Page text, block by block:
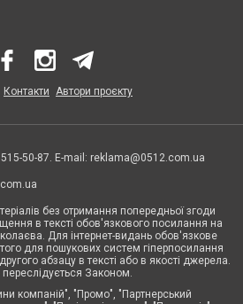
Контакти Автори проєкту
50-87. E-mail: reklama@0512.com.ua
без отримання попередньої згоди
в тексті обов'язкового посилання на
Для інтернет-видань обов'язкове
для пошукових систем гіперпосилання
абзацу в тексті або в якості джерела.
Законом.
компаній", "Промо", "Партнерський